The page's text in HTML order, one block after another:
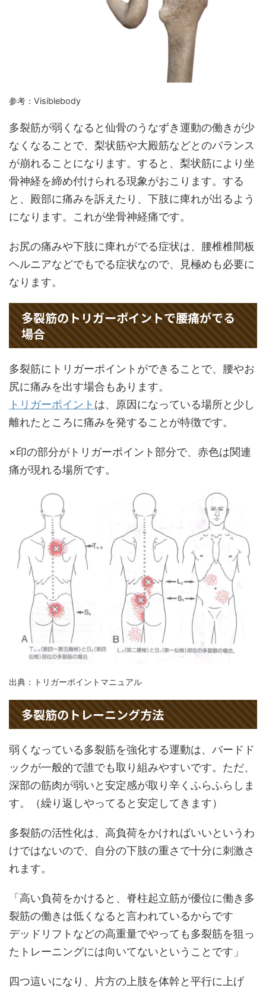
参考：Visiblebody
多裂筋が弱くなると仙骨のうなずき運動の働きが少
なくなることで、梨状筋や大殿筋などとのバランス
が崩れることになります。すると、梨状筋により坐
骨神経を締め付けられる現象がおこります。する
と、殿部に痛みを訴えたり、下肢に痺れが出るよう
になります。これが坐骨神経痛です。
お尻の痛みや下肢に痺れがでる症状は、腰椎椎間板
ヘルニアなどでもでる症状なので、見極めも必要に
なります。
多裂筋のトリガーポイントで腰痛がでる
場合
多裂筋にトリガーポイントができることで、腰やお
尻に痛みを出す場合もあります。
トリガーポイント は、原因になっている場所と少し
離れたところに痛みを発することが特徴です。
×印の部分がトリガーポイント部分で、赤色は関連
痛が現れる場所です。
出典：トリガーポイントマニュアル
多裂筋のトレーニング方法
弱くなっている多裂筋を強化する運動は、バードド
ックが一般的で誰でも取り組みやすいです。ただ、
深部の筋肉が弱いと安定感が取り辛くふらふらしま
す。（繰り返しやってると安定してきます）
多裂筋の活性化は、高負荷をかければいいというわ
けではないので、自分の下肢の重さで十分に刺激さ
れます。
「高い負荷をかけると、脊柱起立筋が優位に働き多
裂筋の働きは低くなると言われているからです
デッドリフトなどの高重量でやっても多裂筋を狙っ
たトレーニングには向いてないということです」
四つ這いになり、片方の上肢を体幹と平行に上げ